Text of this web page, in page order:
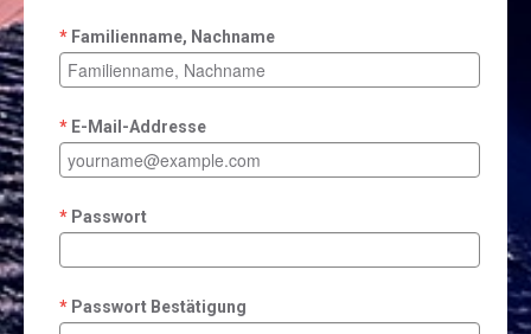
Familienname, Nachname
E-Mail-Addresse
Passwort
Passwort Bestätigung